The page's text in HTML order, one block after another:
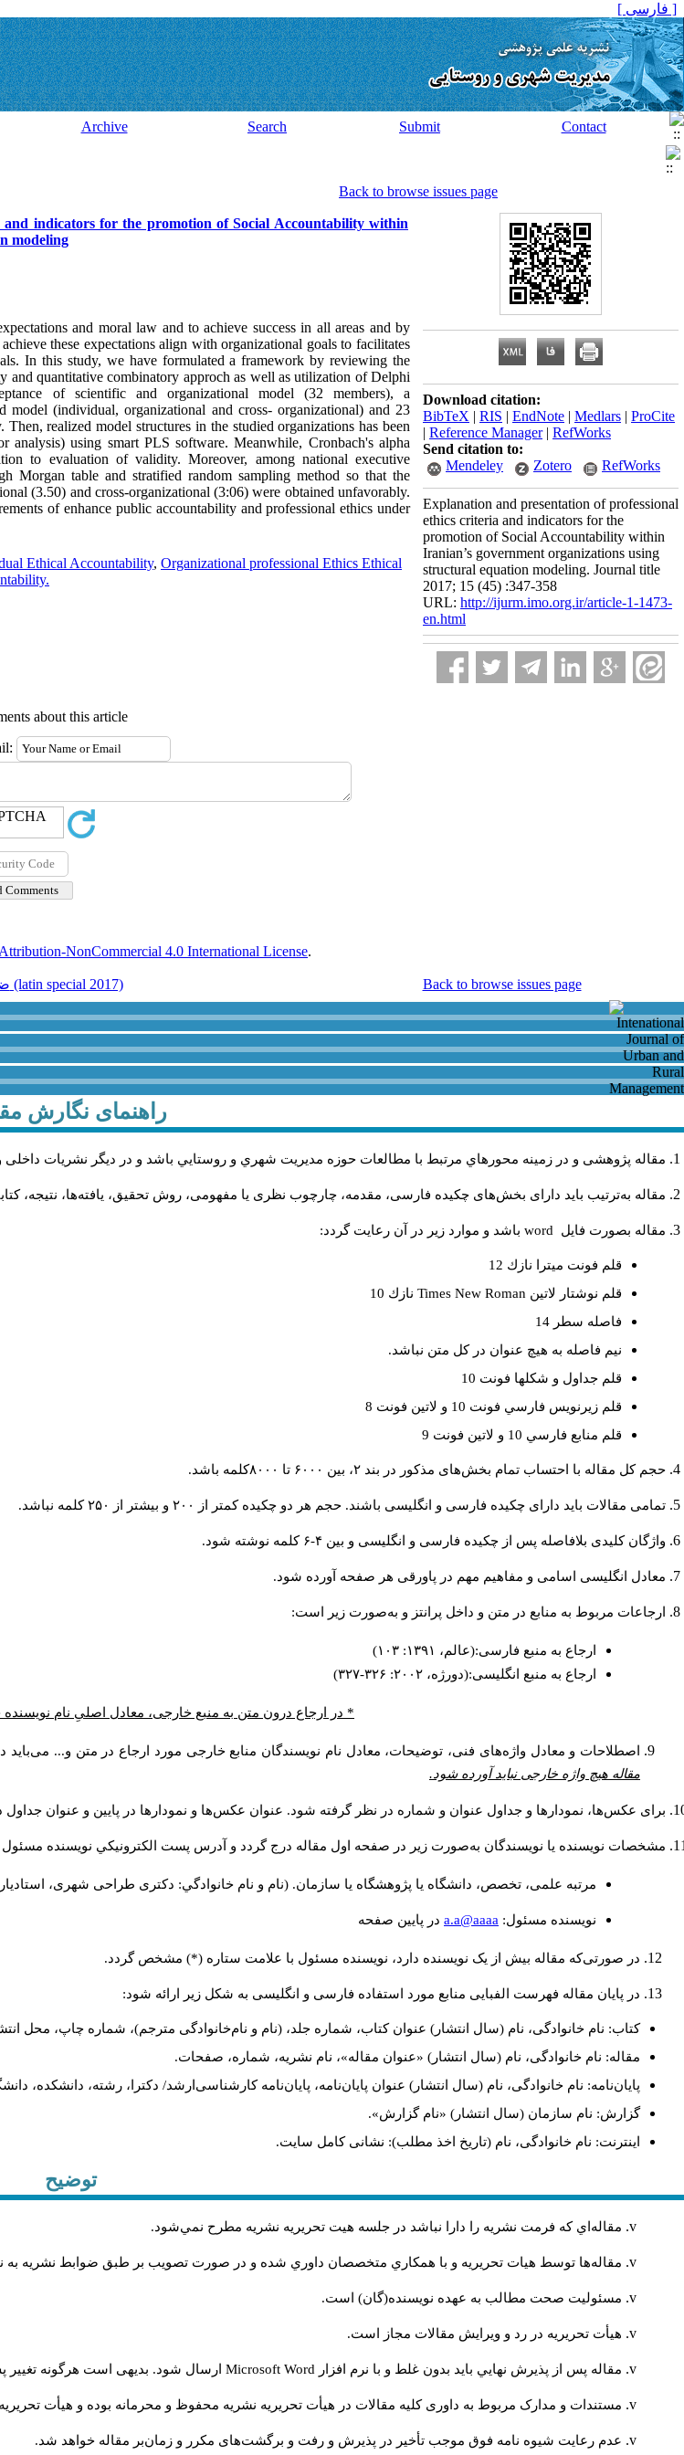
[ فارسی ]
Archive Search Submit Contact
Back to browse issues page
indicators for the promotion of Social Accountability within
modeling
and moral law and to achieve success in all areas and by
these expectations align with organizational goals to facilitates
In this study, we have formulated a framework by reviewing the
and quantitative combinatory approch as well as utilization of Delphi
of scientific and organizational model (32 members), a
(individual, organizational and cross- organizational) and 23
realized model structures in the studied organizations has been
analysis) using smart PLS software. Meanwhile, Cronbach's alpha
to evaluation of validity. Moreover, among national executive
Morgan table and stratified random sampling method so that the
(3.50) and cross-organizational (3:06) were obtained unfavorably.
of enhance public accountability and professional ethics under
Ethical Accountability, Organizational professional Ethics Ethical
about this article
Download citation:
BibTeX | RIS | EndNote | Medlars | ProCite
| Reference Manager| RefWorks
Send citation to:
Mendeley
Zotero RefWorks
Explanation and presentation of professional
ethics criteria and indicators for the
promotion of Social Accountability within
Iranian’s government organizations using
structural equation modeling. Journal title
2017; 15 (45) :347-358
URL: http://ijurm.imo.org.ir/article-1-1473-
en.html
NonCommercial 4.0 International License.
Volume 15, Issue 45 And ضميمه (latin special 2017) Back to browse issues page
راهنمای نگارش
مقاله پژوهشی و در زمینه محورهاي مرتبط با مطالعات حوزه مديريت شهري و روستايي باشد و در دیگر نشریات
مقاله به‌ترتیب باید دارای بخش‌های چکیده فارسی، مقدمه، چارچوب نظری یا مفهومی، روش تحقیق، یافته‌ها، نتیجه،
مقاله بصورت فايل word باشد و موارد زير در آن رعايت گردد:
قلم فونت ميترا نازك 12
قلم نوشتار لاتين Times New Roman نازك 10
فاصله سطر 14
نيم فاصله به هيچ عنوان در كل متن نباشد.
قلم جداول و شكلها فونت 10
قلم زيرنويس فارسي فونت 10 و لاتين فونت 8
قلم منابع فارسي 10 و لاتين فونت 9
حجم کل مقاله با احتساب تمام بخش‌های مذکور در بند ۲، بین ۶۰۰۰ تا ۸۰۰۰کلمه باشد.
تمامی مقالات باید دارای چکیده فارسی و انگلیسی باشند. حجم هر دو چکیده کمتر از ۲۰۰ و بیشتر از ۲۵۰ کلمه نباشد.
واژگان کلیدی بلافاصله پس از چکیده فارسی و انگلیسی و بین ۴-۶ کلمه نوشته شود.
معادل انگلیسی اسامی و مفاهیم مهم در پاورقی هر صفحه آورده شود.
ارجاعات مربوط به منابع در متن و داخل پرانتز و به‌صورت زیر است:
ارجاع به منبع فارسی:(عالم، ۱۳۹۱: ۱۰۳)
ارجاع به منبع انگلیسی:(دورژه، ۲۰۰۲: ۳۲۶-۳۲۷)
* در ارجاع درون متن به منبع خارجی، معادل اصلیِ نام
اصطلاحات و معادل واژه‌های فنی، توضیحات، معادل نام نویسندگان منابع خارجی مورد ارجاع در متن و...
مقاله هیچ واژه خارجی نباید آورده شود.
برای عکس‌ها، نمودارها و جداول عنوان و شماره در نظر گرفته شود. عنوان عکس‌ها و نمودارها در پایین و عنوان جداول
مشخصات نویسنده یا نویسندگان به‌صورت زیر در صفحه اول مقاله درج گردد و آدرس پست الكترونيكي نويسنده
مرتبه علمی، تخصص، دانشگاه یا پژوهشگاه یا سازمان. (نام و نام خانوادگي: دکتری طراحی شهری،
نويسنده مسئول: a.a@aaaa در پايين صفحه
در صورتی‌که مقاله بیش از یک نویسنده دارد، نویسنده مسئول با علامت ستاره (*) مشخص گردد.
در پایان مقاله فهرست الفبایی منابع مورد استفاده فارسی و انگلیسی به شکل زیر ارائه شود:
کتاب: نام خانوادگی، نام (سال انتشار) عنوان کتاب، شماره جلد، (نام و نام‌خانوادگی مترجم)، شماره چاپ، محل
مقاله: نام خانوادگی، نام (سال انتشار) «عنوان مقاله»، نام نشریه، شماره، صفحات.
پایان‌نامه: نام خانوادگی، نام (سال انتشار) عنوان پایان‌نامه، پایان‌نامه کارشناسی‌ارشد/ دکترا، رشته، دانشکده،
گزارش: نام سازمان (سال انتشار) «نام گزارش».
اینترنت: نام خانوادگی، نام (تاریخ اخذ مطلب): نشانی کامل سایت.
توضیح
مقاله‌اي كه فرمت نشريه را دارا نباشد در جلسه هيت تحريريه نشريه مطرح نمي‌شود.
مقاله‌ها توسط هیات تحريريه و با همکاري متخصصان داوري شده و در صورت تصويب بر طبق ضوابط نشريه به
مسئوليت صحت مطالب به عهده نويسنده(گان) است.
هيأت تحريريه در رد و ويرايش مقالات مجاز است.
مقاله پس از پذيرش نهايي باید بدون غلط و با نرم افزار Microsoft Word ارسال شود. بدیهی است هرگونه تغییر
مستندات و مدارک مربوط به داوری کلیه مقالات در هیأت تحریریه نشریه محفوظ و محرمانه بوده و هیأت
عدم رعایت شیوه نامه فوق موجب تأخیر در پذیرش و رفت و برگشت‌‌های مکرر و زمان‌بر مقاله خواهد شد.